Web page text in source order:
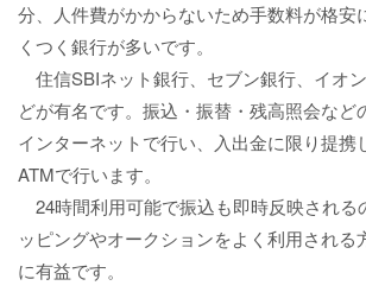
分、人件費がかからないため手数料が格安
くつく銀行が多いです。
住信SBIネット銀行、セブン銀行、イオ
どが有名です。振込・振替・残高照会など
インターネットで行い、入出金に限り提携
ATMで行います。
24時間利用可能で振込も即時反映される
ッピングやオークションをよく利用される
に有益です。